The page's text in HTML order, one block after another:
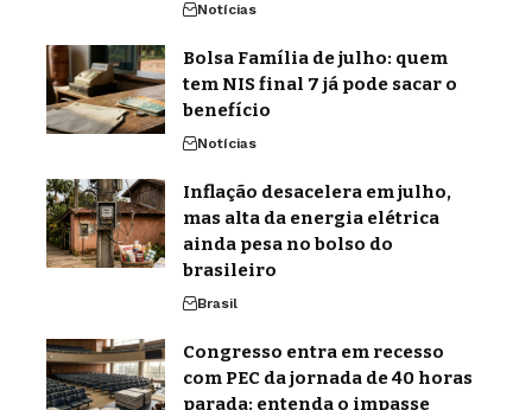
Notícias
Bolsa Família de julho: quem
tem NIS final 7 já pode sacar o
benefício
Notícias
Inflação desacelera em julho,
mas alta da energia elétrica
ainda pesa no bolso do
brasileiro
Brasil
Congresso entra em recesso
com PEC da jornada de 40 horas
parada: entenda o impasse